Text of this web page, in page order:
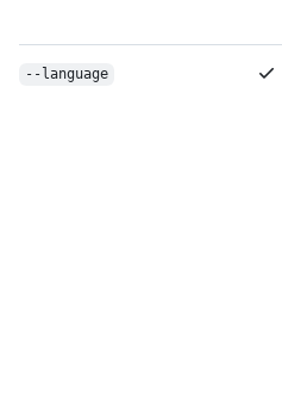
--language